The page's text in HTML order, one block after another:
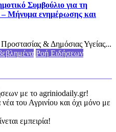
Συμβούλιο για τη
Μήνυμα ενημέρωσης και
& Δημόσιας Υγείας...
Ροή Ειδήσεων
με το agriniodaily.gr!
του Αγρινίου και όχι μόνο με
εμπειρία!